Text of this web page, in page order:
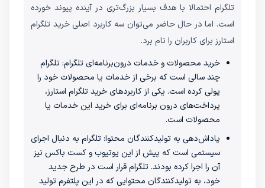
تلگرام احتمالا با هدف بسیار بزرگ‌تری در آینده پیوند خورده
است. اما در حال حاضر می‌توان سه کاربرد اصلی خرید تلگرام
استارز برای کاربران را نام برد.
خرید محصولات و خدمات درون‌برنامه‌ای تلگرام: تلگرام
چند سالی است که برخی از خدمات یا محصولات خود را
پولی کرده است. یکی از کاربردهای خرید تلگرام استارز،
پرداخت‌های درون برنامه‌ای برای خرید این خدمات یا
محصولات است.
پاداش‌دهی به تولیدکنندگان محتوا: تلگرام به دنبال اجرای
سیستمی است که پیش از این یوتیوب و کست باکس نیز
آن را اجرا کرده بودند. تلگرام قرار است در طرح جدید
خود، به تولیدکنندگان محتوایی که در این پلتفرم تولید